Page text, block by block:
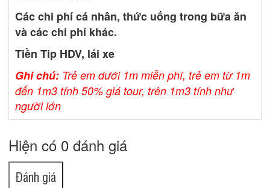
Các chi phí cá nhân, thức uống trong bữa ăn
và các chi phí khác.
Tiền Tip HDV, lái xe
Ghi chú: Trẻ em dưới 1m miễn phí, trẻ em từ 1m
đến 1m3 tính 50% giá tour, trên 1m3 tính như
người lớn
Hiện có 0 đánh giá
Đánh giá